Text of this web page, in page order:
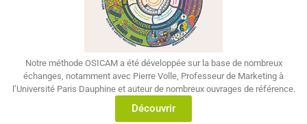
Notre méthode OSICAM a été développée sur la base de nombreux
échanges, notamment avec Pierre Volle, Professeur de Marketing à
l’Université Paris Dauphine et auteur de nombreux ouvrages de référence.
Découvrir